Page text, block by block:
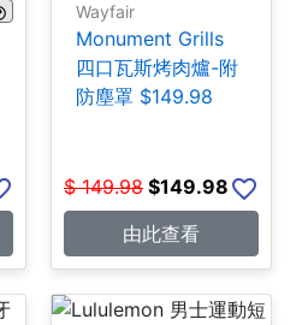
Wayfair
Monument Grills
四口瓦斯烤肉爐-附
防塵罩 $149.98
$ 149.98 $149.98
由此查看